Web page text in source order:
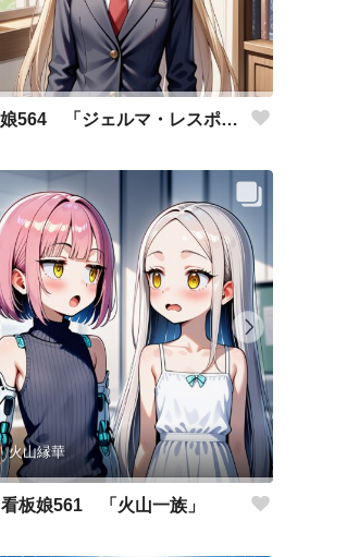
看板娘564 「ジェルマ・レスポストン・八百のよもやま話」
火山縁華
看板娘561 「火山一族」